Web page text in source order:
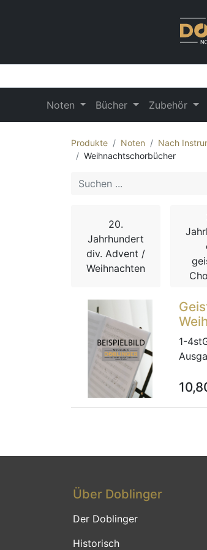
Noten Bücher Zubehör
Produkte Noten Nach
Weihnachtschorbücher
20.
Jahrhundert
div. Advent /
Weihnachten
1-
Über Doblinger
Der Doblinger
Historisch